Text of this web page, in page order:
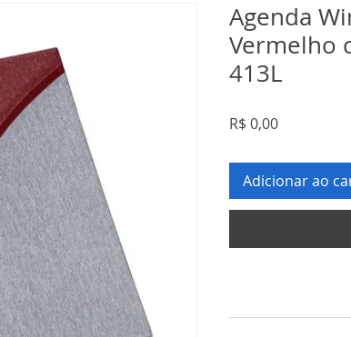
Agenda
Vermelho
413L
R$ 0,00Preço
Adicionar ao